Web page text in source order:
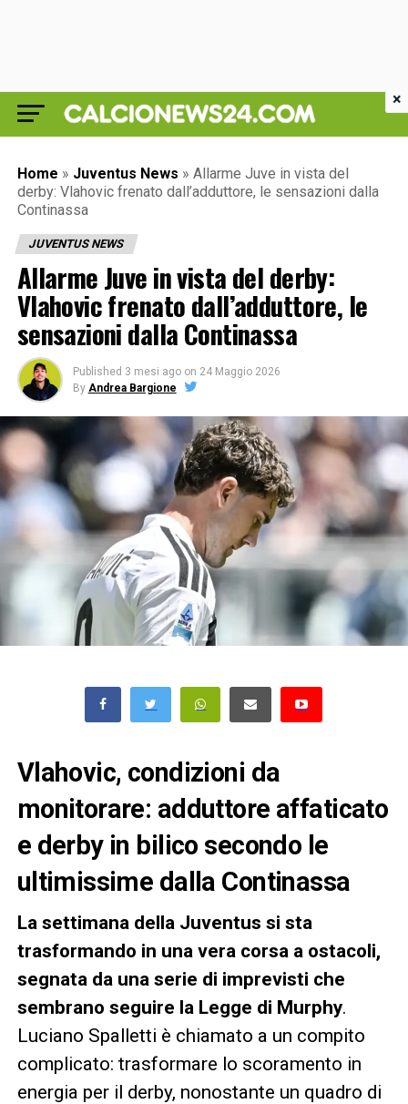
Home » Juventus News » Allarme Juve in vista del
derby: Vlahovic frenato dall’adduttore, le sensazioni dalla
Continassa
JUVENTUS NEWS
Allarme Juve in vista del derby:
Vlahovic frenato dall’adduttore, le
sensazioni dalla Continassa
Published 3 mesi ago on 24 Maggio 2026
By Andrea Bargione
Vlahovic, condizioni da
monitorare: adduttore affaticato
e derby in bilico secondo le
ultimissime dalla Continassa
La settimana della Juventus si sta
trasformando in una vera corsa a ostacoli,
segnata da una serie di imprevisti che
sembrano seguire la Legge di Murphy.
Luciano Spalletti è chiamato a un compito
complicato: trasformare lo scoramento in
energia per il derby, nonostante un quadro di
×